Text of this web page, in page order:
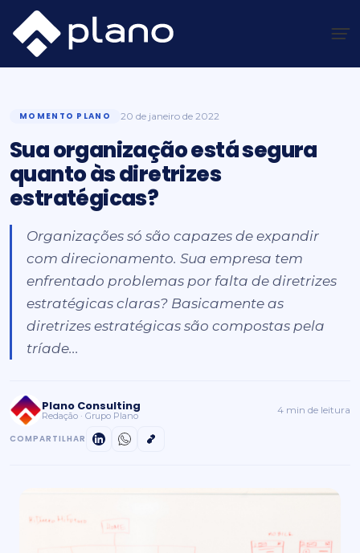
para
conteúdo
Plano Insights/Momento Plano/
Sua organização está segura quanto às diretrizes estratégicas?
MOMENTO PLANO 20 de janeiro de 2022
Sua organização está segura
quanto às diretrizes
estratégicas?
Organizações só são capazes de expandir
com direcionamento. Sua empresa tem
enfrentado problemas por falta de diretrizes
estratégicas claras? Basicamente as
diretrizes estratégicas são compostas pela
tríade...
Plano Consulting
Redação · Grupo Plano 4 min de leitura
COMPARTILHAR